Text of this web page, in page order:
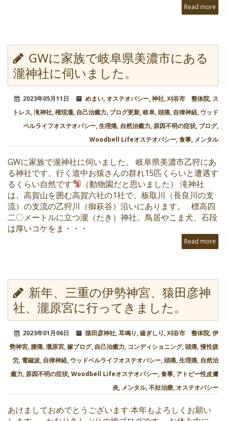
Read more
GWに家族で岐阜県美濃市にある
瀧神社に伺いました。
2023年05月11日 めまい,オステオパシー,神社,刈谷市 整体院, ス
トレス,滝神社,権現瀧, 自己治癒力, ブログ更新,岐阜,頭痛, 自律神経, ウッド
ベルライフオステオパシー,生理痛, 自然治癒力, 原因不明の症状, ブログ,
Woodbell Lifeオステオパシー,食事, メンタル
GWに家族で瀧神社に伺いました。 岐阜県美濃市乙狩にあ
る神社です。行く道中お猿さんの群れ15匹くらいと遭遇す
るくらい自然です
（動物園だと思いました） 滝神社
は、高賀山を囲む高賀六社の1社で、板取川（長良川の支
流）の支流の乙狩川（御萩谷）沿いにあります。 標高四
二〇メートルに立つ瀧（たき）神社。鳥居やこま犬、石段
は厚いコケをま・・・
Read more
新年、三重の伊勢神宮、猿田彦神
社、瀧原宮に行ってきました。
2023年01月06日 猿田彦神社,耳鳴り,歯ぎしり,刈谷市 整体院,伊
勢神宮,腰痛,瀧原宮,嫁ブログ, 自己治癒力, コンディショニング,頭痛,慢性疲
労, 電磁波, 自律神経, ウッドベルライフオステオパシー,頭痛,生理痛, 自然治
癒力, 原因不明の症状,Woodbell Lifeオステオパシー,食事, アトピー性皮膚
炎, メンタル,不妊治療,オステオパシー
あけましておめでとうございます 本年もよろしくお願い